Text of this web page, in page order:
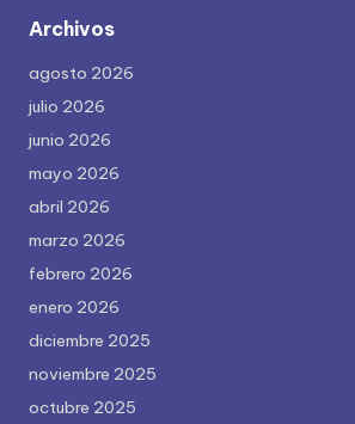
Archivos
agosto 2026
julio 2026
junio 2026
mayo 2026
abril 2026
marzo 2026
febrero 2026
enero 2026
diciembre 2025
noviembre 2025
octubre 2025